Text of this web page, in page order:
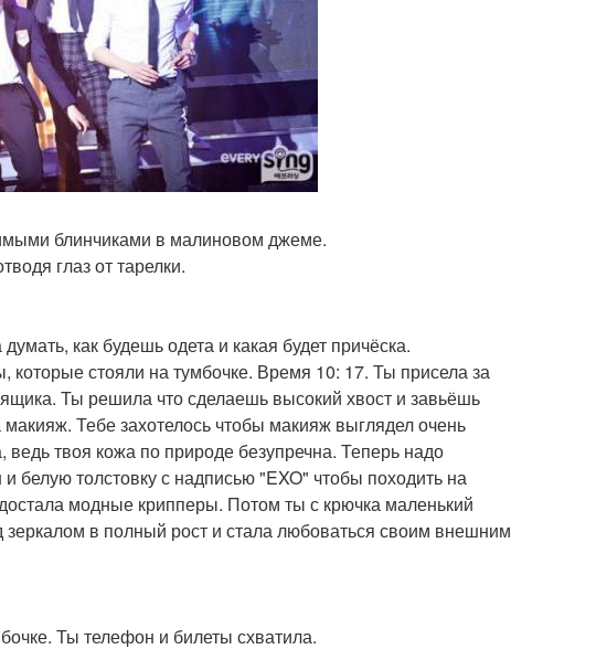
блинчиками в малиновом джеме.
глаз от тарелки.
как будешь одета и какая будет причёска.
стояли на тумбочке. Время 10: 17. Ты присела за
Ты решила что сделаешь высокий хвост и завьёшь
Тебе захотелось чтобы макияж выглядел очень
твоя кожа по природе безупречна. Теперь надо
белую толстовку с надписью "EXO" чтобы походить на
модные крипперы. Потом ты с крючка маленький
в полный рост и стала любоваться своим внешним
Ты телефон и билеты схватила.